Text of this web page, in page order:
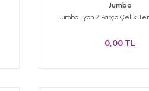
Jumbo
Jumbo Lyon 7 Parça Çelik
0,00 TL